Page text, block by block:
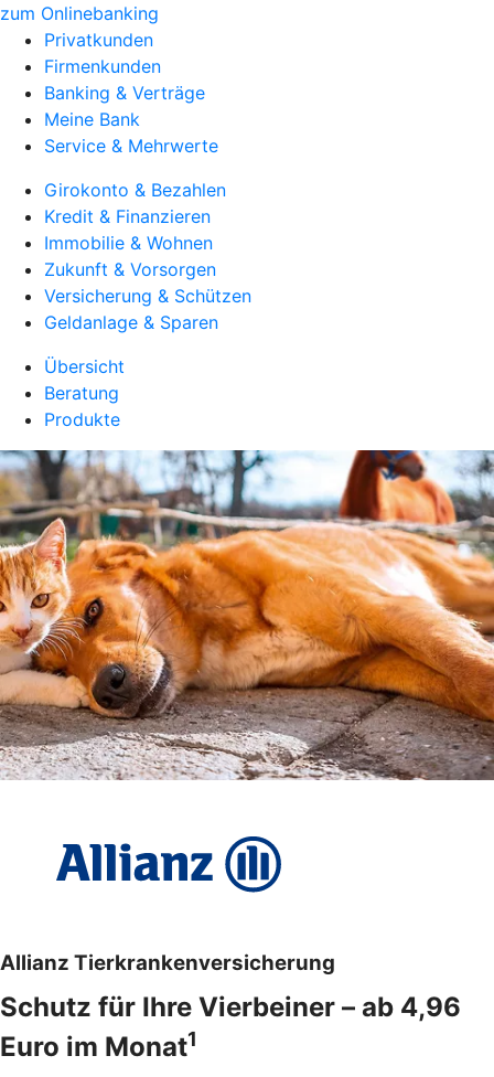
zum Onlinebanking
Privatkunden
Firmenkunden
Banking & Verträge
Meine Bank
Service & Mehrwerte
Girokonto & Bezahlen
Kredit & Finanzieren
Immobilie & Wohnen
Zukunft & Vorsorgen
Versicherung & Schützen
Geldanlage & Sparen
Übersicht
Beratung
Produkte
Allianz Tierkrankenversicherung
Schutz für Ihre Vierbeiner – ab 4,96
Euro im Monat1